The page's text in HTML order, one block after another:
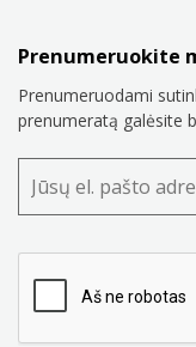
Prenumeruokite
Prenumeruodami
prenumeratą galėsite